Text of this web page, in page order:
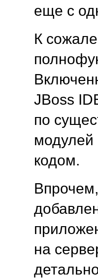
еще с
К
JBoss
по
модулей
кодом.
на